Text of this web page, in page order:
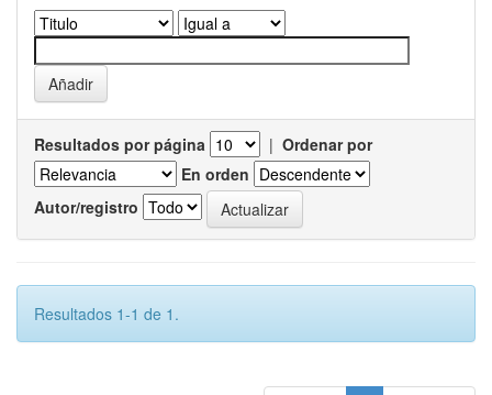
Resultados por página | Ordenar por
En orden
Autor/registro
Resultados 1-1 de 1.